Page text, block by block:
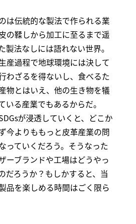
は伝統的な製法で作られる業
の鞣しから加工に至るまで遥
製法なしには語れない世界。
産過程で地球環境には決して
わざるを得ないし、食べるた
物とはいえ、他の生き物を犠
いる産業でもあるからだ。
が浸透していくと、どこか
今よりももっと皮革産業の問
っていくだろう。そうなった
ーブランドや工場はどうやっ
だろうか？もしかすると、当
品を楽しめる時間はごく限ら